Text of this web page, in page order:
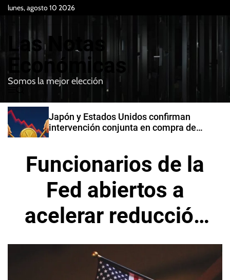
lunes, agosto 10 2026
Las Notas
Económicas
Somos la mejor elección
e
n
u
B
u
c
a
Japón y Estados Unidos confirman
intervención conjunta en compra de
Funcionarios de la
Fed abiertos a
acelerar reducción
de compra y subida
de tasas